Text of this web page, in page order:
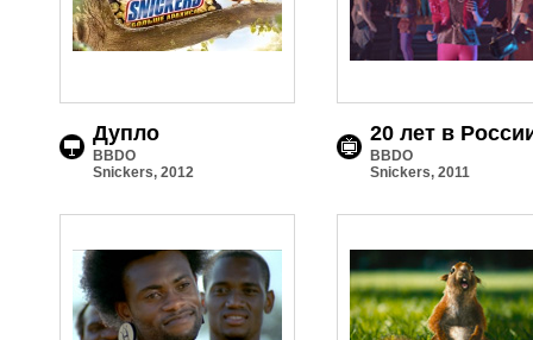
Дупло
BBDO
Snickers, 2012
20 лет в
BBDO
Snickers, 2011